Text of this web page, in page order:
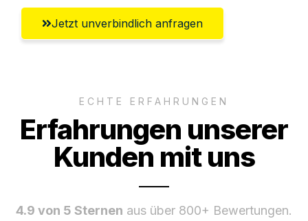
Jetzt unverbindlich anfragen
ECHTE ERFAHRUNGEN
Erfahrungen unserer
Kunden mit uns
4.9 von 5 Sternen aus über 800+ Bewertungen.